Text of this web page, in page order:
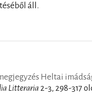
áll.
Heltai
Litteraria 2-3, 298-317